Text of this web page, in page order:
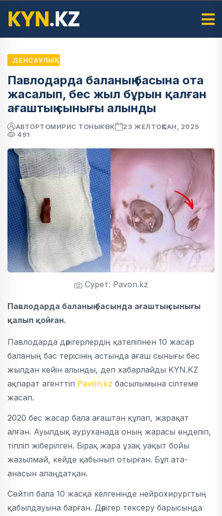
ДЕНСАУЛЫҚ
Павлодарда баланың басына ота
жасалып, бес жыл бұрын қалған
ағаштың сынығы алынды
АВТОРТОМИРИС ТОНЫКӨК
23 ЖЕЛТОҚСАН, 2025
491
Сурет: Pavon.kz
Павлодарда баланың басында ағаштың сынығы
қалып қойған.
Павлодарда дәрігерлердің қателігінен 10 жасар
баланың бас терісінің астында ағаш сынығы бес
жылдан кейін алынды, деп хабарлайды KYN.KZ
ақпарат агенттігі Pavon.kz басылымына сілтеме
жасап.
2020 бес жасар бала ағаштан құлап, жарақат
алған. Ауылдық ауруханада оның жарасы өңделіп,
тігіліп жіберілген. Бірақ жара ұзақ уақыт бойы
жазылмай, кейде қабынып отырған. Бұл ата-
анасын алаңдатқан.
Сөйтіп бала 10 жасқа келгенінде нейрохирургтың
қабылдауына барған. Дәрігер тексеру барысында